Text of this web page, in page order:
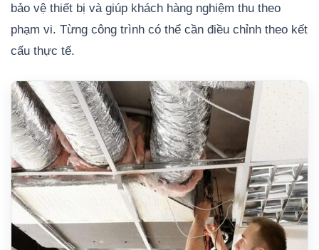
bảo vệ thiết bị và giúp khách hàng nghiệm thu theo
phạm vi. Từng công trình có thể cần điều chỉnh theo kết
cấu thực tế.